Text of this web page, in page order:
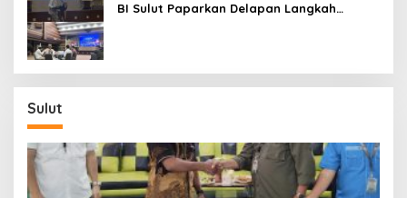
BI Sulut Paparkan Delapan Langkah
Sulut